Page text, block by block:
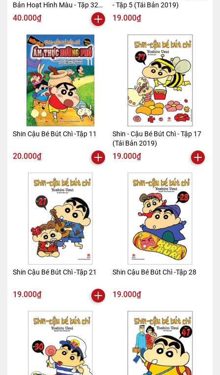
Bản Hoạt Hình Màu - Tập 32
(Tái Bản 2019)
40.000₫
- Tập 5 (Tái Bản 2019)
19.000₫
Shin Cậu Bé Bút Chì -Tập 11
20.000₫
Shin - Cậu Bé Bút Chì - Tập 17
(Tái Bản 2019)
19.000₫
Shin Cậu Bé Bút Chì -Tập 21
19.000₫
Shin Cậu Bé Bút Chì -Tập 28
19.000₫